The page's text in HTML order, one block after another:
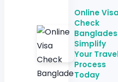
Online Visa
Check
Simplify
Your
Process
Today